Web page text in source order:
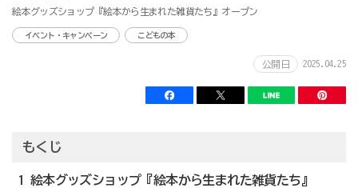
絵本グッズショップ『絵本から生まれた雑貨たち』オープン
イベント・キャンペーン こどもの本
公開日 2025.04.25
もくじ
1 絵本グッズショップ『絵本から生まれた雑貨たち』